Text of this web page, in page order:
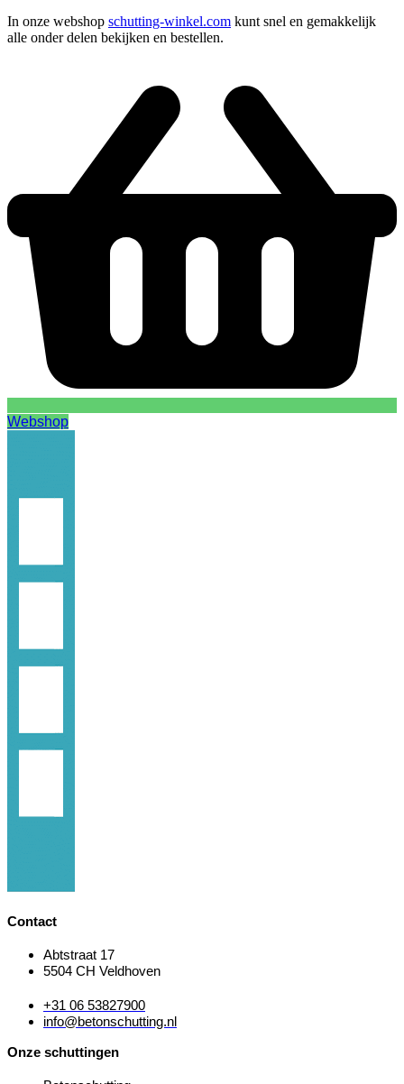
In onze webshop schutting-winkel.com kunt snel en gemakkelijk
alle onder delen bekijken en bestellen.
Webshop
Contact
Abtstraat 17
5504 CH Veldhoven
+31 06 53827900
info@betonschutting.nl
Onze schuttingen